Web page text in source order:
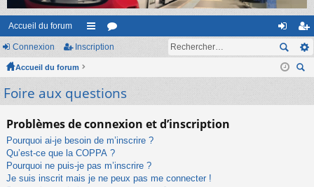
Accueil du forum
ac
ur
s
or
m
on
ne
ns
cri
Connexion Inscription
Accueil du forum
Foire aux questions
Problèmes de connexion et d’inscription
Pourquoi ai-je besoin de m’inscrire ?
Qu’est-ce que la COPPA ?
Pourquoi ne puis-je pas m’inscrire ?
Je suis inscrit mais je ne peux pas me connecter !